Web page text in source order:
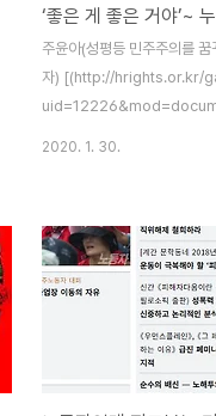
주윤아(성평등 민주주의를 꿈
자) [(http://hrights.or.kr/
마 소개란을 보니 ‘기간제 교
년생 주인공이 우리 삶의 축소
꿈을 지키며 살아남기 위해 고
야기’라고 되어있다. 교사들
얼하다는 소문이 돌아 관심 있
찾아보았는데, 내가 근무했
2020. 1. 30.